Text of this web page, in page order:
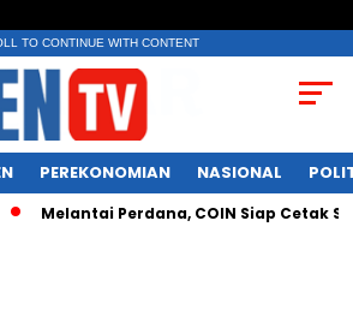
TO CONTINUE WITH CONTENT
PEREKONOMIAN NASIONAL
Perdana, COIN Siap Cetak Sejarah